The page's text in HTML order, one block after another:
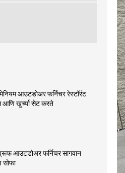
आउटडोअर फर्निचर रेस्टॉरंट
आणि खुर्च्या सेट करते
आउटडोअर फर्निचर सागवान
सोफा